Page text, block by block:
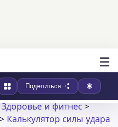
☰
Поделиться
Здоровье и фитнес>
> Калькулятор силы удара